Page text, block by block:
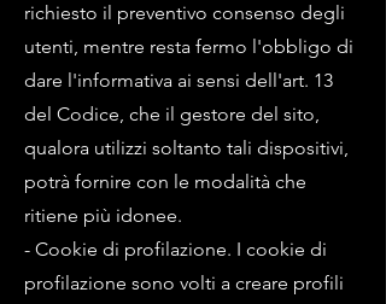
richiesto il preventivo consenso degli
utenti, mentre resta fermo l'obbligo di
dare l'informativa ai sensi dell'art. 13
del Codice, che il gestore del sito,
qualora utilizzi soltanto tali dispositivi,
potrà fornire con le modalità che
ritiene più idonee.
- Cookie di profilazione. I cookie di
profilazione sono volti a creare profili